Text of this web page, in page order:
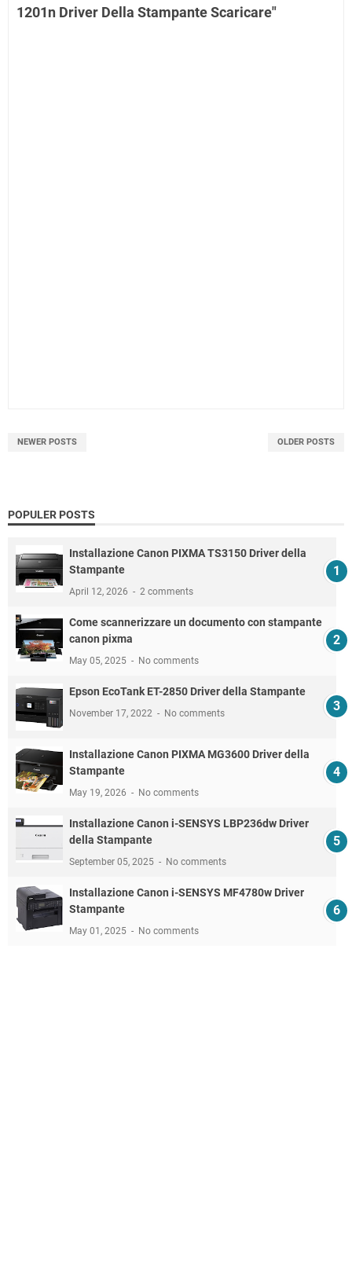
1201n Driver Della Stampante Scaricare"
NEWER POSTS OLDER POSTS
POPULER POSTS
Installazione Canon PIXMA TS3150 Driver della
Stampante
April 12, 2026 2 comments
Come scannerizzare un documento con stampante
canon pixma
May 05, 2025 No comments
Epson EcoTank ET-2850 Driver della Stampante
November 17, 2022 No comments
Installazione Canon PIXMA MG3600 Driver della
Stampante
May 19, 2026 No comments
Installazione Canon i-SENSYS LBP236dw Driver
della Stampante
September 05, 2025 No comments
Installazione Canon i-SENSYS MF4780w Driver
Stampante
May 01, 2025 No comments